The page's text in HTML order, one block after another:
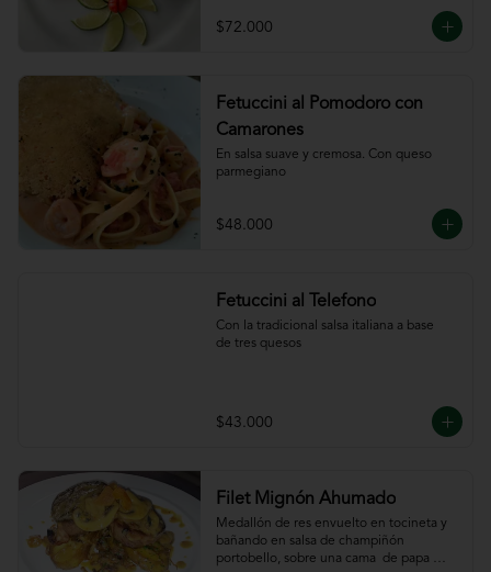
$72.000
Fetuccini al Pomodoro con
Camarones
En salsa suave y cremosa. Con queso
parmegiano
$48.000
Fetuccini al Telefono
Con la tradicional salsa italiana a base
de tres quesos
$43.000
Filet Mignón Ahumado
Medallón de res envuelto en tocineta y
bañando en salsa de champiñón
portobello, sobre una cama  de papa